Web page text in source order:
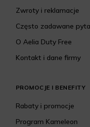
Zwroty i reklamacje
Często zadawane
O Aelia Duty Free
Kontakt i dane firmy
PROMOCJE I BENEFITY
Rabaty i promocje
Program Kameleon